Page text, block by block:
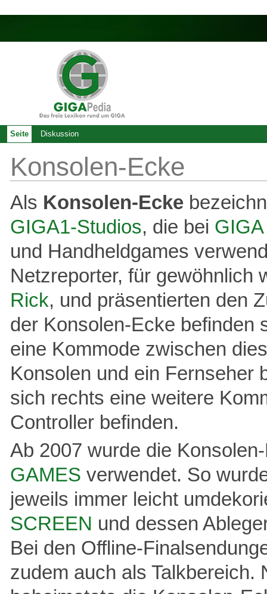
Konsolen-Ecke
Als Konsolen-Ecke
GIGA1-Studios, die bei
und Handheldgames
Netzreporter, für gewöhnlich
Rick, und präsentierten den
der Konsolen-Ecke befinden
eine Kommode zwischen
Konsolen und ein Fernseher
sich rechts eine weitere
Controller befinden.
Ab 2007 wurde die
GAMES verwendet. So
jeweils immer leicht
SCREEN und dessen
Bei den Offline-
zudem auch als Talkbereich.
Seite Diskussion